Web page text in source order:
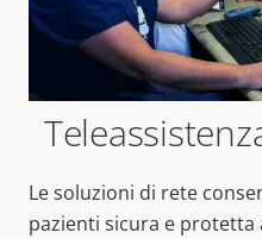
Le soluzioni di rete
pazienti sicura e protetta